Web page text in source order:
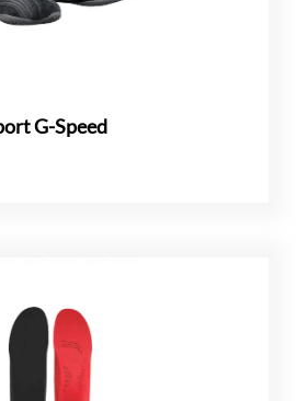
G-Speed